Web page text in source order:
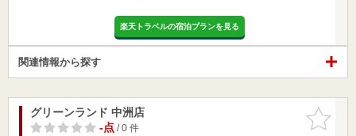
楽天トラベルの宿泊プランを見る
関連情報から探す
お気に入
りに追加
グリーンランド 中洲店
-点/ 0 件